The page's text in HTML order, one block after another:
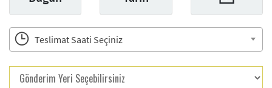
Teslimat Saati Seçiniz